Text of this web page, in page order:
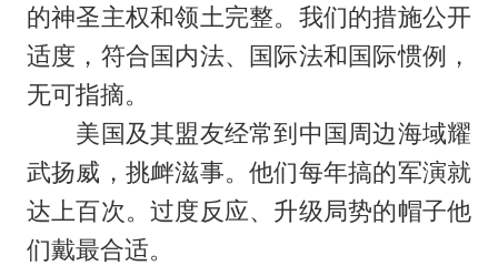
的神圣主权和领土完整。我们的措施公开
适度，符合国内法、国际法和国际惯例，
无可指摘。
美国及其盟友经常到中国周边海域耀
武扬威，挑衅滋事。他们每年搞的军演就
达上百次。过度反应、升级局势的帽子他
们戴最合适。